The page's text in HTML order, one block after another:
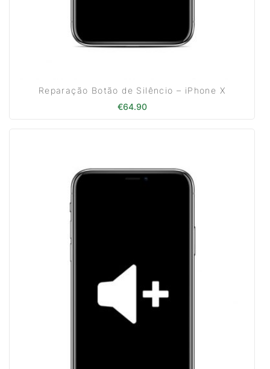
Reparação Botão de Silêncio – iPhone X
€64.90